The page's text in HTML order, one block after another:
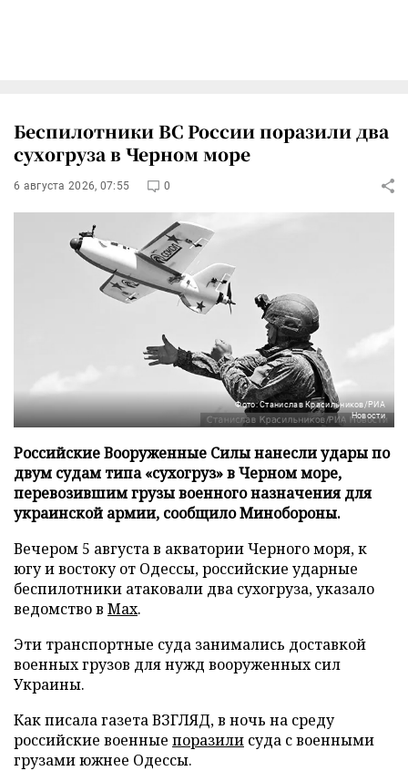
Беспилотники ВС России поразили два
сухогруза в Черном море
6 августа 2026, 07:55 0
Фото: Станислав Красильников/РИА
Новости
Российские Вооруженные Силы нанесли удары по
двум судам типа «сухогруз» в Черном море,
перевозившим грузы военного назначения для
украинской армии, сообщило Минобороны.
Вечером 5 августа в акватории Черного моря, к
югу и востоку от Одессы, российские ударные
беспилотники атаковали два сухогруза, указало
ведомство в Max.
Эти транспортные суда занимались доставкой
военных грузов для нужд вооруженных сил
Украины.
Как писала газета ВЗГЛЯД, в ночь на среду
российские военные поразили суда с военными
грузами южнее Одессы.